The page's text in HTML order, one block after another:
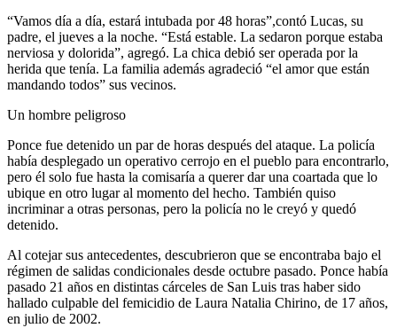
“Vamos día a día, estará intubada por 48 horas”,contó Lucas, su
padre, el jueves a la noche. “Está estable. La sedaron porque estaba
nerviosa y dolorida”, agregó. La chica debió ser operada por la
herida que tenía. La familia además agradeció “el amor que están
mandando todos” sus vecinos.
Un hombre peligroso
Ponce fue detenido un par de horas después del ataque. La policía
había desplegado un operativo cerrojo en el pueblo para encontrarlo,
pero él solo fue hasta la comisaría a querer dar una coartada que lo
ubique en otro lugar al momento del hecho. También quiso
incriminar a otras personas, pero la policía no le creyó y quedó
detenido.
Al cotejar sus antecedentes, descubrieron que se encontraba bajo el
régimen de salidas condicionales desde octubre pasado. Ponce había
pasado 21 años en distintas cárceles de San Luis tras haber sido
hallado culpable del femicidio de Laura Natalia Chirino, de 17 años,
en julio de 2002.